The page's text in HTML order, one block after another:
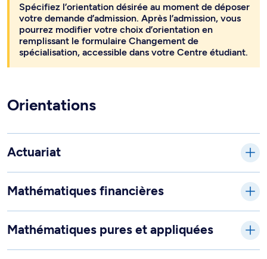
Spécifiez l’orientation désirée au moment de déposer
votre demande d’admission. Après l’admission, vous
pourrez modifier votre choix d’orientation en
remplissant le formulaire Changement de
spécialisation, accessible dans votre Centre étudiant.
Orientations
Actuariat
Mathématiques financières
Mathématiques pures et appliquées